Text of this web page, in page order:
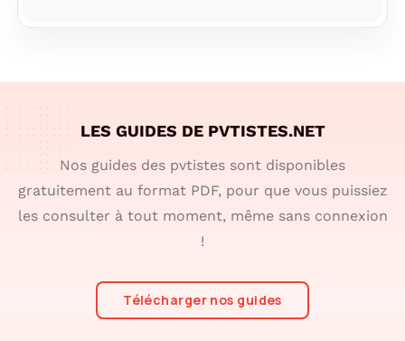
LES GUIDES DE PVTISTES.NET
Nos guides des pvtistes sont disponibles
gratuitement au format PDF, pour que vous puissiez
les consulter à tout moment, même sans connexion
!
Télécharger nos guides